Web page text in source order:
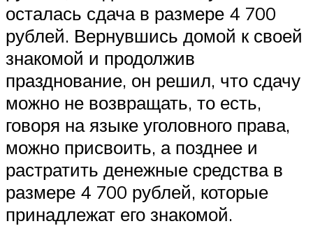
осталась сдача в размере 4 700
рублей. Вернувшись домой к своей
знакомой и продолжив
празднование, он решил, что сдачу
можно не возвращать, то есть,
говоря на языке уголовного права,
можно присвоить, а позднее и
растратить денежные средства в
размере 4 700 рублей, которые
принадлежат его знакомой.